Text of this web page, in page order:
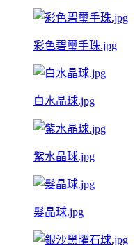
彩色碧璽手珠.jpg
白水晶球.jpg
紫水晶球.jpg
髮晶球.jpg